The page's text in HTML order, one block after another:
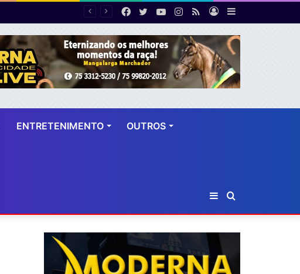
Barra
Lateral
Entrar
RSS
Instagram
YouTube
Twitter
Facebook
ENTRETENIMENTO OUTROS
por
Barra
Lateral